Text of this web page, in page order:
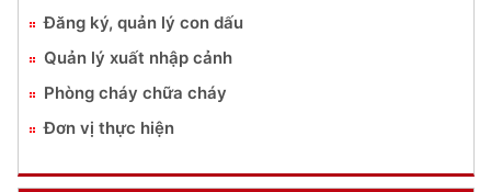
Đăng ký, quản lý con dấu
Quản lý xuất nhập cảnh
Phòng cháy chữa cháy
Đơn vị thực hiện